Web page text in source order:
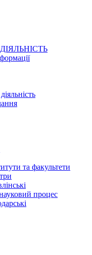
та факультети
процес